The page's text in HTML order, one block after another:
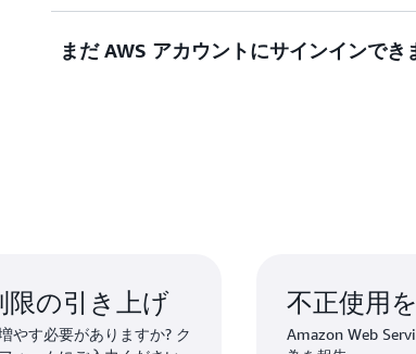
紛失および使用できなくなった多要素認証
まだ AWS アカウントにサインインでき
限の引き上げ
やす必要がありますか? ク
不正使用
Amazon Web